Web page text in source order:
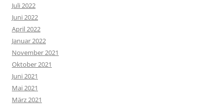
Juli 2022
Juni 2022
April 2022
Januar 2022
November 2021
Oktober 2021
Juni 2021
Mai 2021
März 2021